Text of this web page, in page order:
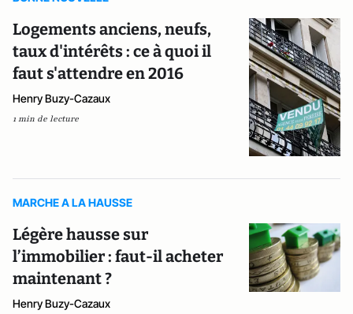
Logements anciens, neufs,
taux d'intérêts : ce à quoi il
faut s'attendre en 2016
Henry Buzy-Cazaux
1 min de lecture
MARCHE A LA HAUSSE
Légère hausse sur
l’immobilier : faut-il acheter
maintenant ?
Henry Buzy-Cazaux